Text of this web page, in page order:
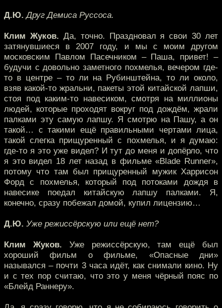
Д.Ю. Друг Демиса Руссоса.
Клим Жуков. Да, точно. Праздновал я свои 30 лет
затянувшиеся в 2007 году, и мы с моим другом
московским Павлом Пасечником – Паша, привет! –
будучи с довольно заметного похмелья, вечером где-
то в центре – то ли на Рубинштейна, то ли около,
взяв какой-то жральни, пакеты этой китайской лапши,
стоя под каким-то навесиком, смотря на миллионы
людей, которые проходят вокруг под дождём, жрали
палками эту самую лапшу. Я смотрю на Пашу, а он
такой… с такими ещё правильными чертами лица,
такой слегка прищуренный с похмелья, и я думаю:
где-то я это уже видел? И тут до меня и допёрло, что
я это видел 18 лет назад в фильме «Blade Runner»,
потому что там был прищуренный мужик Харрисон
Форд с похмелья, который под потоками дождя в
навесике поедал китайскую лапшу палками. Я,
конечно, сразу побежал домой, купил лицензию…
Д.Ю. Уже режиссёрскую или ещё нет?
Клим Жуков. Уже режиссёрскую, там ещё был
хороший фильм о фильме, «Опасные дни»
назывался – почти 3 часа идёт, как снимали кино. Ну
и с тех пор считаю, что это у меня чёрный пояс по
«Блейд Раннеру».